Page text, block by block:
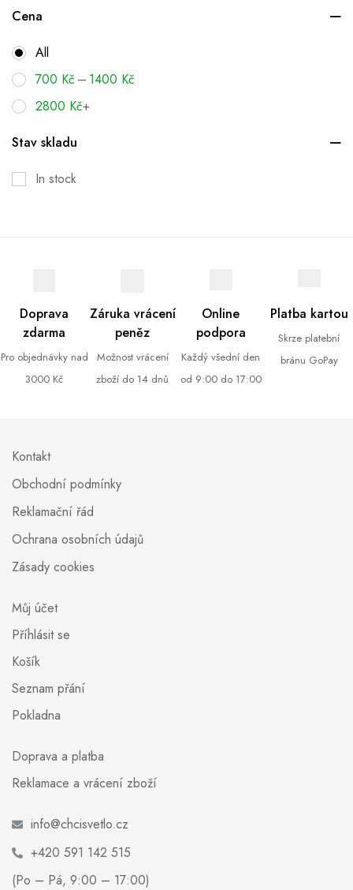
Cena
All
700 Kč – 1400 Kč
2800 Kč+
Stav skladu
In stock
Doprava
zdarma
Pro objednávky nad
3000 Kč
Záruka vrácení
peněz
Možnost vrácení
zboží do 14 dnů
Online
podpora
Každý všední den
od 9:00 do 17:00
Platba kartou
Skrze platební
bránu GoPay
Kontakt
Obchodní podmínky
Reklamační řád
Ochrana osobních údajů
Zásady cookies
Můj účet
Příhlásit se
Košík
Seznam přání
Pokladna
Doprava a platba
Reklamace a vrácení zboží
info@chcisvetlo.cz
+420 591 142 515
(Po – Pá, 9:00 – 17:00)